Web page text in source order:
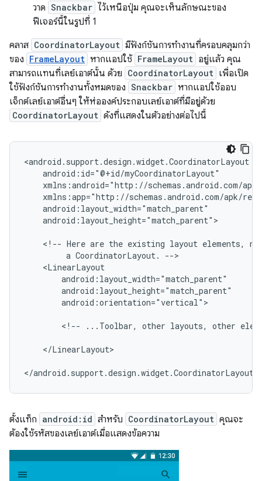
วาด Snackbar ไว้เหนือปุ่ม คุณจะเห็นลักษณะของ
ฟีเจอร์นี้ในรูปที่ 1
คลาส CoordinatorLayout มีฟังก์ชันการทำงานที่ครอบคลุมกว่า
ของ FrameLayout หากแอปใช้ FrameLayout อยู่แล้ว คุณ
สามารถแทนที่เลย์เอาต์นั้น ด้วย CoordinatorLayout เพื่อเปิด
ใช้ฟังก์ชันการทำงานทั้งหมดของ Snackbar หากแอปใช้ออบ
เจ็กต์เลย์เอาต์อื่นๆ ให้ห่อองค์ประกอบเลย์เอาต์ที่มีอยู่ด้วย
CoordinatorLayout ดังที่แสดงในตัวอย่างต่อไปนี้
android:layout_height="match_parent">
<!-- Here are the existing layout elements,
a CoordinatorLayout.
android:orientation="vertical">
<!-- ...Toolbar, other layouts, other
</LinearLayout>
</android.support.design.widget.CoordinatorLayout>
ตั้งแท็ก android:id สำหรับ CoordinatorLayout คุณจะ
ต้องใช้รหัสของเลย์เอาต์เมื่อแสดงข้อความ